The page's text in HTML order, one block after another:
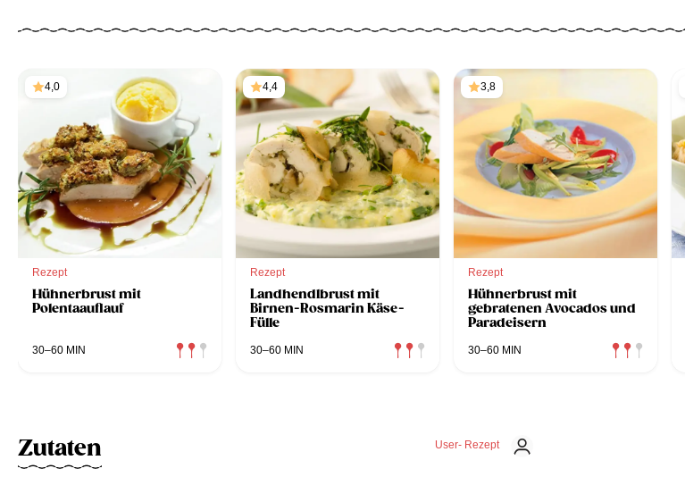
4,0
Rezept
Hühnerbrust mit
Polentaauflauf
30–60 MIN
4,4
Rezept
Landhendlbrust mit
Birnen-Rosmarin Käse-
Fülle
30–60 MIN
3,8
Rezept
Hühnerbrust mit
gebratenen Avocados und
Paradeisern
30–60 MIN
User- Rezept
Zutaten